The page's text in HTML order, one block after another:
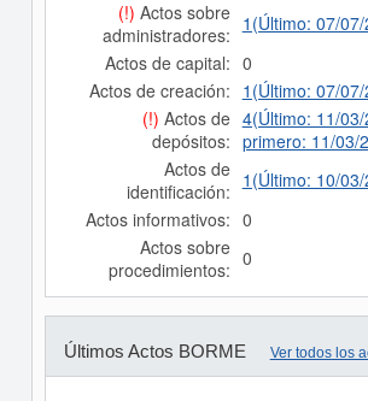
(!) Actos sobre
administradores: 1(Último: 07/
Actos de capital: 0
Actos de creación: 1(Último: 07/
(!) Actos de
depósitos:
4(Último: 11/
primero: 11/03/
Actos de
identificación: 1(Último: 10/
Actos informativos: 0
Actos sobre
procedimientos: 0
Últimos Actos BORME Ver todos los